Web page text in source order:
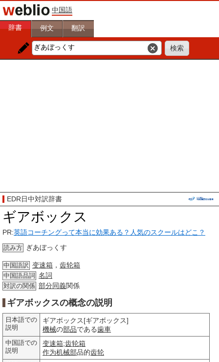
中国語
辞書 例文 翻訳
EDR日中対訳辞書
ギアボックス
PR:英語コーチングって本当に効果ある？人気のスクールはどこ？
読み方 ぎあぼっくす
中国語訳 变速箱 ， 齿轮箱
中国語品詞 名詞
対訳の関係 部分同義関係
ギアボックスの概念の説明
日本語での
説明
ギアボックス[ギアボックス]
機械の部品である歯車
中国語での
説明
变速箱;齿轮箱
作为机械部品的齿轮